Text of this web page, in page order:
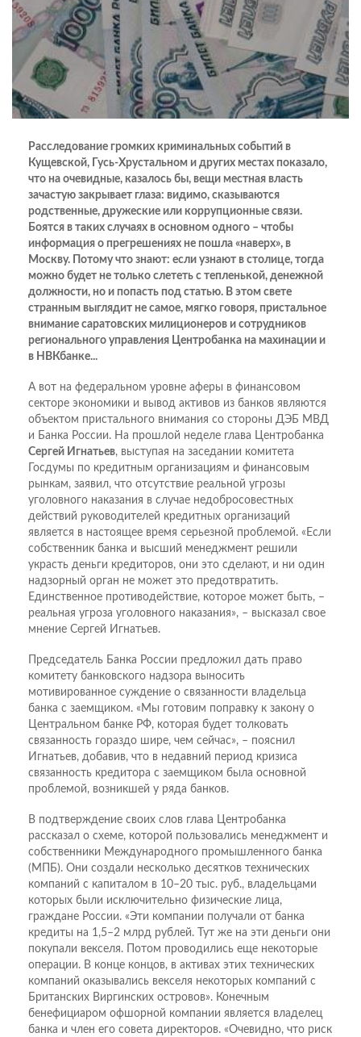
Расследование громких криминальных событий в
Кущевской, Гусь-Хрустальном и других местах показало,
что на очевидные, казалось бы, вещи местная власть
зачастую закрывает глаза: видимо, сказываются
родственные, дружеские или коррупционные связи.
Боятся в таких случаях в основном одного – чтобы
информация о прегрешениях не пошла «наверх», в
Москву. Потому что знают: если узнают в столице, тогда
можно будет не только слететь с тепленькой, денежной
должности, но и попасть под статью. В этом свете
странным выглядит не самое, мягко говоря, пристальное
внимание саратовских милиционеров и сотрудников
регионального управления Центробанка на махинации и
в НВКбанке...
А вот на федеральном уровне аферы в финансовом
секторе экономики и вывод активов из банков являются
объектом пристального внимания со стороны ДЭБ МВД
и Банка России. На прошлой неделе глава Центробанка
Сергей Игнатьев, выступая на заседании комитета
Госдумы по кредитным организациям и финансовым
рынкам, заявил, что отсутствие реальной угрозы
уголовного наказания в случае недобросовестных
действий руководителей кредитных организаций
является в настоящее время серьезной проблемой. «Если
собственник банка и высший менеджмент решили
украсть деньги кредиторов, они это сделают, и ни один
надзорный орган не может это предотвратить.
Единственное противодействие, которое может быть, –
реальная угроза уголовного наказания», – высказал свое
мнение Сергей Игнатьев.
Председатель Банка России предложил дать право
комитету банковского надзора выносить
мотивированное суждение о связанности владельца
банка с заемщиком. «Мы готовим поправку к закону о
Центральном банке РФ, которая будет толковать
связанность гораздо шире, чем сейчас», – пояснил
Игнатьев, добавив, что в недавний период кризиса
связанность кредитора с заемщиком была основной
проблемой, возникшей у ряда банков.
В подтверждение своих слов глава Центробанка
рассказал о схеме, которой пользовались менеджмент и
собственники Международного промышленного банка
(МПБ). Они создали несколько десятков технических
компаний с капиталом в 10–20 тыс. руб., владельцами
которых были исключительно физические лица,
граждане России. «Эти компании получали от банка
кредиты на 1,5–2 млрд рублей. Тут же на эти деньги они
покупали векселя. Потом проводились еще некоторые
операции. В конце концов, в активах этих технических
компаний оказывались векселя некоторых компаний с
Британских Виргинских островов». Конечным
бенефициаром офшорной компании является владелец
банка и член его совета директоров. «Очевидно, что риск